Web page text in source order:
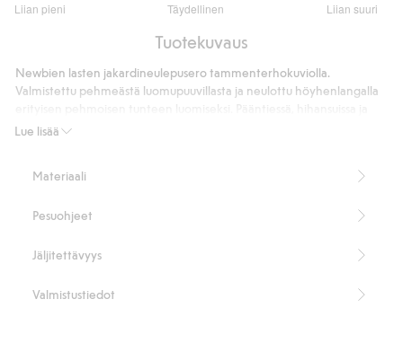
Liian pieni Täydellinen Liian suuri
/
ääneen
Tuotekuvaus
Lue lisää
Newbien lasten jakardineulepusero tammenterhokuviolla.
Valmistettu pehmeästä luomupuuvillasta ja neulottu höyhenlangalla
helmassa olevat ribbaukset tekevät vaatteesta mukavan käyttää, ja
tyylikkään sisaruslookin luomiseen.
Tuotenumero:
Materiaali
Pesuohjeet
Jäljitettävyys
Valmistustiedot